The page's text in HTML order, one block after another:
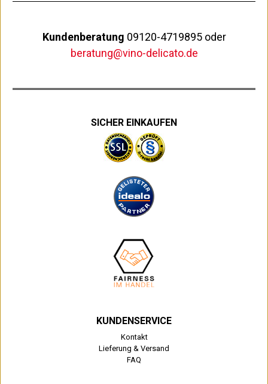
Kundenberatung 09120-4719895 oder
beratung@vino-delicato.de
SICHER EINKAUFEN
KUNDENSERVICE
Kontakt
Lieferung & Versand
FAQ